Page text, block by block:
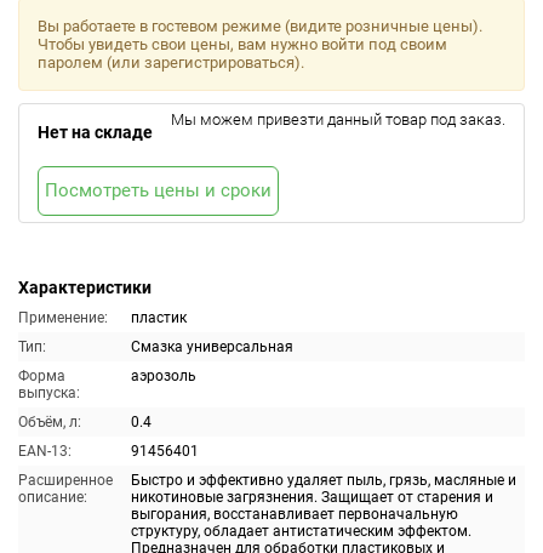
Характеристики
Применение:
пластик
Тип:
Смазка универсальная
Форма
выпуска:
аэрозоль
Объём, л:
0.4
EAN-13:
91456401
Расширенное
описание:
Быстро и эффективно удаляет пыль, грязь, масляные и
никотиновые загрязнения. Защищает от старения и
выгорания, восстанавливает первоначальную
структуру, обладает антистатическим эффектом.
Предназначен для обработки пластиковых и
Вы работаете в гостевом режиме (видите розничные цены).
Чтобы увидеть свои цены, вам нужно войти под своим
паролем (или зарегистрироваться).
Нет на складе
Мы можем привезти данный товар под заказ.
Посмотреть цены и сроки